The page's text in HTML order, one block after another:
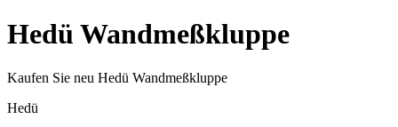
Hedü Wandmeßkluppe
Kaufen Sie neu Hedü Wandmeßkluppe
Hedü